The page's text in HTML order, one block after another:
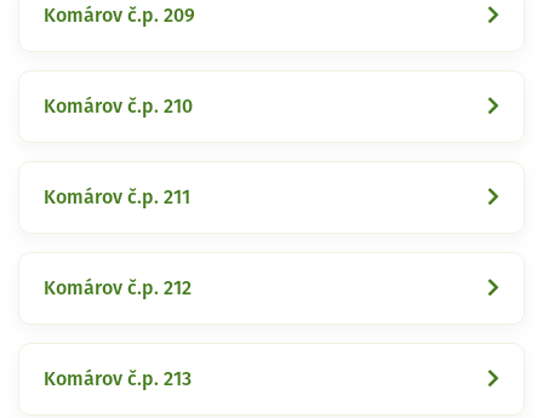
Komárov č.p. 209
Komárov č.p. 210
Komárov č.p. 211
Komárov č.p. 212
Komárov č.p. 213